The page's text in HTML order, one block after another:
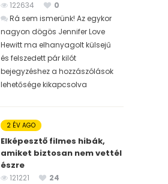
122634
0
Rá sem ismerünk! Az egykor
nagyon dögös Jennifer Love
Hewitt ma elhanyagolt külsejű
és felszedett pár kilót
bejegyzéshez a hozzászólások
lehetősége kikapcsolva
2 ÉV AGO
Elképesztő filmes hibák,
amiket biztosan nem vettél
észre
121221
24